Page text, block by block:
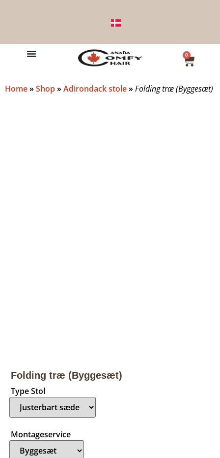
0
Home»Shop»Adirondack stole»Folding træ (Byggesæt)
Folding træ (Byggesæt)
Type Stol
Montageservice